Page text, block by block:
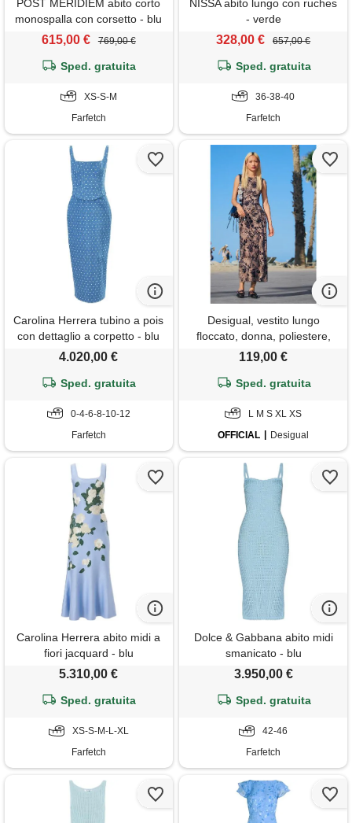
POST MERIDIEM abito corto
monospalla con corsetto - blu
615,00 € 769,00 €
Sped. gratuita
XS-S-M
Farfetch
NISSA abito lungo con ruches
- verde
328,00 € 657,00 €
Sped. gratuita
36-38-40
Farfetch
Carolina Herrera tubino a pois
con dettaglio a corpetto - blu
4.020,00 €
Sped. gratuita
0-4-6-8-10-12
Farfetch
Desigual, vestito lungo
floccato, donna, poliestere,
nero, l
119,00 €
Sped. gratuita
L M S XL XS
OFFICIAL
Desigual
Carolina Herrera abito midi a
fiori jacquard - blu
5.310,00 €
Sped. gratuita
XS-S-M-L-XL
Farfetch
Dolce & Gabbana abito midi
smanicato - blu
3.950,00 €
Sped. gratuita
42-46
Farfetch